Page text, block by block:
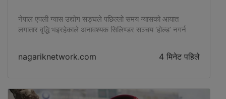
नेपाल एपली ग्यास उद्योग सङ्घले पछिल्लो समय ग्यासको आयात
लगातार वृद्धि भइरहेकाले अनावश्यक सिलिण्डर सञ्चय ‘होल्ड’ नगर्न
nagariknetwork.com 4 मिनेट पहिले